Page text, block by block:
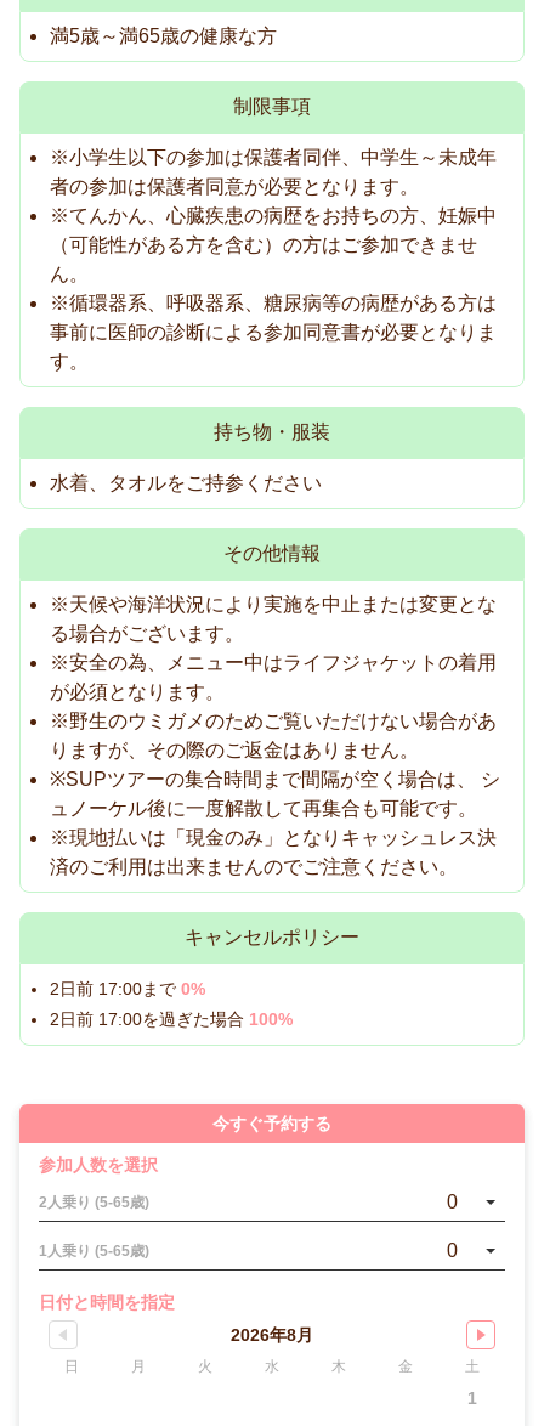
満5歳～満65歳の健康な方
制限事項
※小学生以下の参加は保護者同伴、中学生～未成年
者の参加は保護者同意が必要となります。
※てんかん、心臓疾患の病歴をお持ちの方、妊娠中
（可能性がある方を含む）の方はご参加できませ
ん。
※循環器系、呼吸器系、糖尿病等の病歴がある方は
事前に医師の診断による参加同意書が必要となりま
す。
持ち物・服装
水着、タオルをご持参ください
その他情報
※天候や海洋状況により実施を中止または変更とな
る場合がございます。
※安全の為、メニュー中はライフジャケットの着用
が必須となります。
※野生のウミガメのためご覧いただけない場合があ
りますが、その際のご返金はありません。
※SUPツアーの集合時間まで間隔が空く場合は、 シ
ュノーケル後に一度解散して再集合も可能です。
※現地払いは「現金のみ」となりキャッシュレス決
済のご利用は出来ませんのでご注意ください。
キャンセルポリシー
2日前 17:00まで 0%
2日前 17:00を過ぎた場合 100%
今すぐ予約する
参加人数を選択
2人乗り (5-65歳) 0
1人乗り (5-65歳) 0
日付と時間を指定
2026年8月
日 月 火 水 木 金 土
1